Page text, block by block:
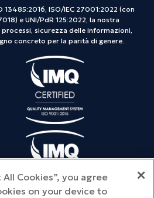
13485:2016, ISO/IEC 27001:2022 (con
e UNI/PdR 125:2022, la nostra
sicurezza delle informazioni,
concreto per la parità di genere.
Cookies”, you agree
on your device to